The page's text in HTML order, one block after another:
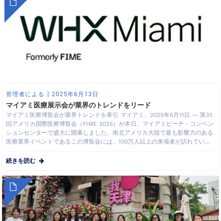
管理者による 2025年6月13日
マイアミ医療展示会が業界のトレンドをリード
マイアミ医療博覧会が業界トレンドを牽引 マイアミ、2025年6月11日 — 第35
回アメリカ国際医療博覧会（FIME 2025）が本日、マイアミビーチ・コンベン
ションセンターで盛大に開幕しました。南北アメリカ大陸で最も影響力のある
医療業界イベントであるこの博覧会には、100万人以上の来場者が訪れていま
続きを読む